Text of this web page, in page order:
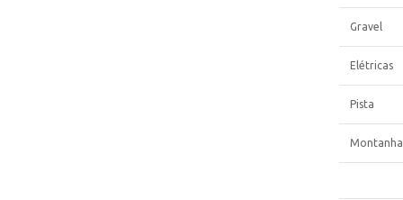
Gravel
Elétricas
Pista
Montanha